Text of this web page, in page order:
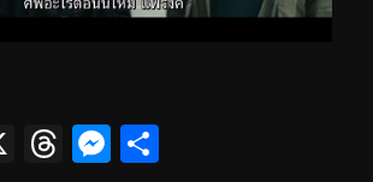
X Threads
Messenger